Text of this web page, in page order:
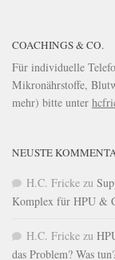
COACHINGS & CO.
Für individuelle
Mikronährstoffe,
mehr) bitte unter
NEUSTE
H.C. Fricke zu
Komplex für HPU &
H.C. Fricke zu
das Problem? Was